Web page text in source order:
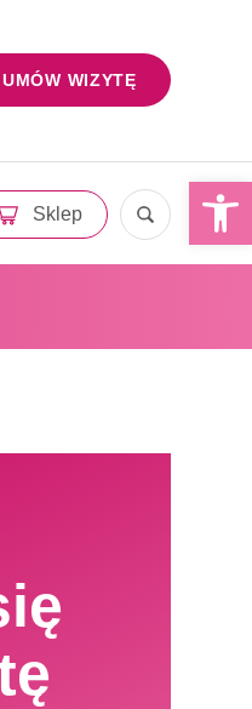
UMÓW WIZYTĘ
Sklep